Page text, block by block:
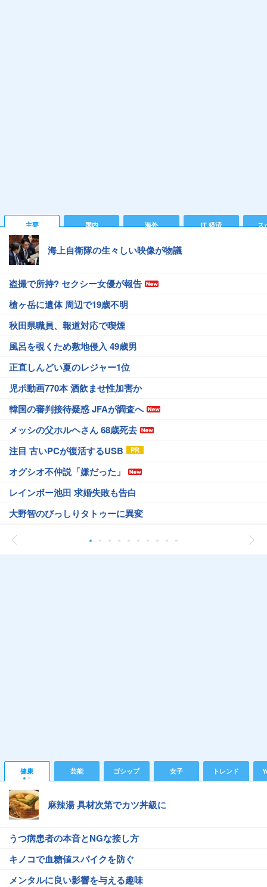
主要 国内 海外 IT 経済 ス
海上自衛隊の生々しい映像が物議
盗撮で所持? セクシー女優が報告
槍ヶ岳に遺体 周辺で19歳不明
秋田県職員、報道対応で喫煙
風呂を覗くため敷地侵入 49歳男
正直しんどい夏のレジャー1位
児ポ動画770本 酒飲ませ性加害か
韓国の審判接待疑惑 JFAが調査へ
メッシの父ホルヘさん 68歳死去
注目 古いPCが復活するUSB
オグシオ不仲説「嫌だった」
レインボー池田 求婚失敗も告白
大野智のびっしりタトゥーに異変
健康 芸能 ゴシップ 女子 トレンド
麻辣湯 具材次第でカツ丼級に
うつ病患者の本音とNGな接し方
キノコで血糖値スパイクを防ぐ
メンタルに良い影響を与える趣味